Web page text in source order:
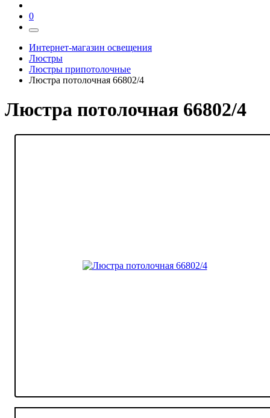
0
Интернет-магазин освещения
Люстры
Люстры припотолочные
Люстра потолочная 66802/4
Люстра потолочная 66802/4